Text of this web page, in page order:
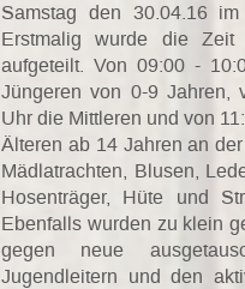
Samstag den 30.04.16
Erstmalig wurde die Zeit
aufgeteilt. Von 09:00 -
Jüngeren von 0-9 Jahren,
Uhr die Mittleren und von
Älteren ab 14 Jahren an
Mädlatrachten, Blusen,
Hosenträger, Hüte und
Ebenfalls wurden zu klein
gegen neue
Jugendleitern und den